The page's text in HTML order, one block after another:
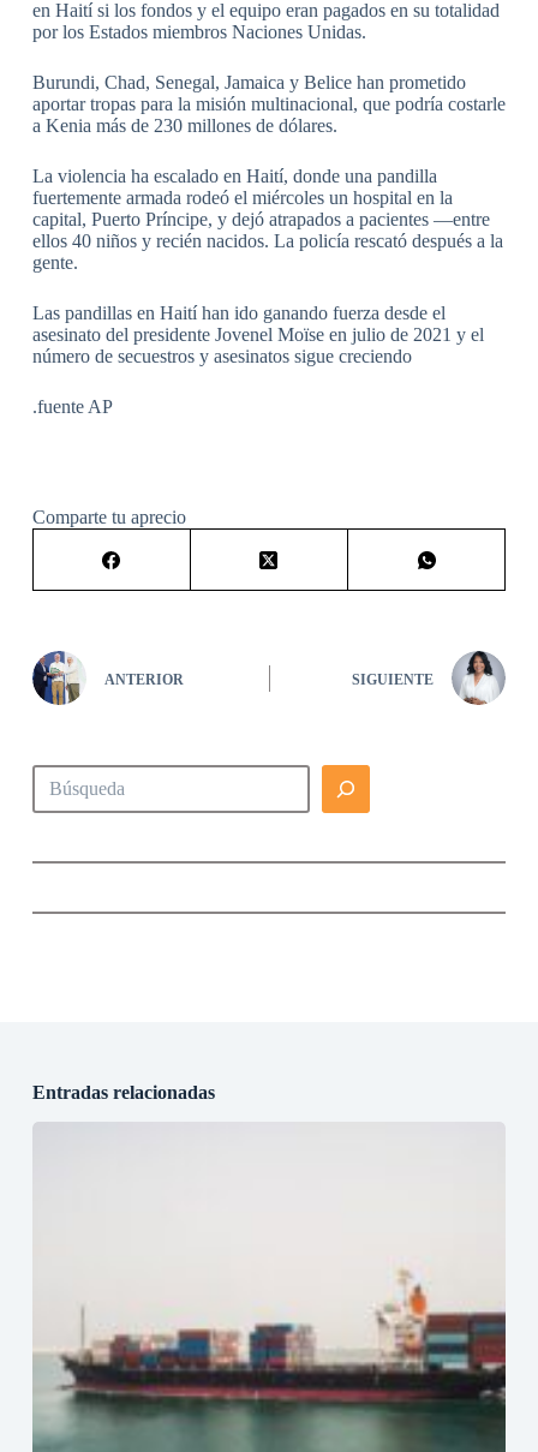
en Haití si los fondos y el equipo eran pagados en su totalidad
por los Estados miembros Naciones Unidas.
Burundi, Chad, Senegal, Jamaica y Belice han prometido
aportar tropas para la misión multinacional, que podría costarle
a Kenia más de 230 millones de dólares.
La violencia ha escalado en Haití, donde una pandilla
fuertemente armada rodeó el miércoles un hospital en la
capital, Puerto Príncipe, y dejó atrapados a pacientes —entre
ellos 40 niños y recién nacidos. La policía rescató después a la
gente.
Las pandillas en Haití han ido ganando fuerza desde el
asesinato del presidente Jovenel Moïse en julio de 2021 y el
número de secuestros y asesinatos sigue creciendo
.fuente AP
Comparte tu aprecio
ANTERIOR SIGUIENTE
Buscar
Entradas relacionadas